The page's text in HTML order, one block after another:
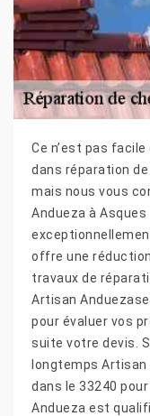
Ce n’est pas
dans réparation
mais nous vous
Andueza à
offre une
travaux de
Artisan
pour évaluer vos
suite votre devis.
longtemps Artisan
dans le 33240
Andueza est